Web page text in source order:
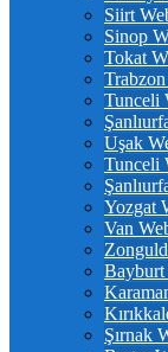
Siirt
Sinop
Tokat
Trabzon
Tunceli
Uşak
Tunceli
Yozgat
Van
Bayburt
Şırnak